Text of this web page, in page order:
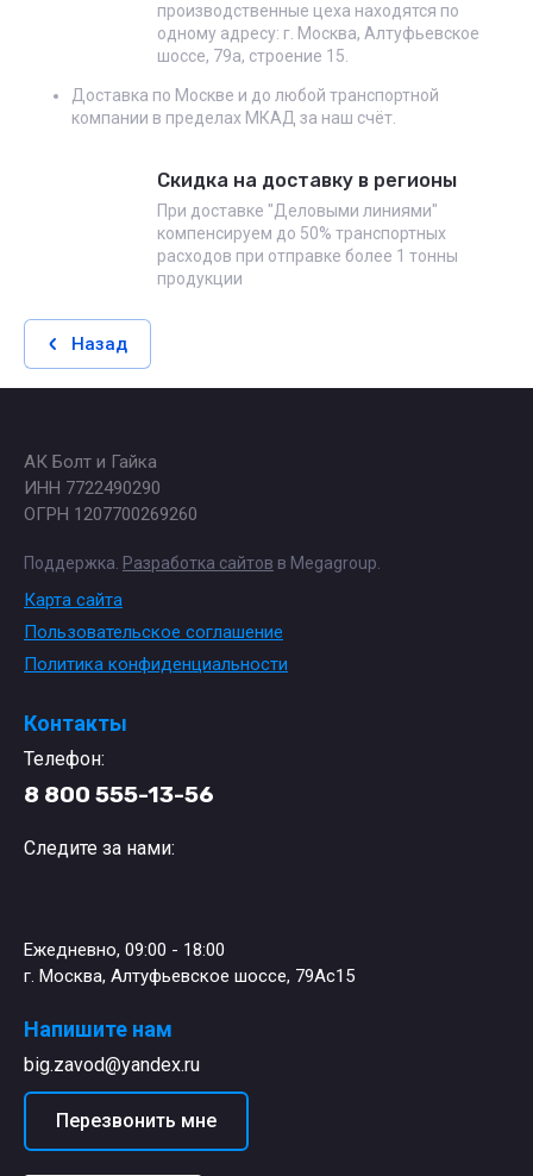
производственные цеха находятся по
одному адресу: г. Москва, Алтуфьевское
шоссе, 79а, строение 15.
Доставка по Москве и до любой транспортной
компании в пределах МКАД за наш счёт.
Скидка на доставку в регионы
При доставке "Деловыми линиями"
компенсируем до 50% транспортных
расходов при отправке более 1 тонны
продукции
Назад
АК Болт и Гайка
ИНН 7722490290
ОГРН 1207700269260
Поддержка. Разработка сайтов в Megagroup.
Карта сайта
Пользовательское соглашение
Политика конфиденциальности
Контакты
Телефон:
8 800 555-13-56
Следите за нами:
Ежедневно, 09:00 - 18:00
г. Москва, Алтуфьевское шоссе, 79Ас15
Напишите нам
big.zavod@yandex.ru
Перезвонить мне